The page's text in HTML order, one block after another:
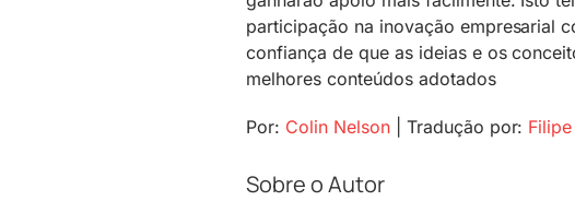
participação na inovação empresarial
confiança de que as ideias e os
melhores conteúdos adotados
Por: Colin Nelson| Tradução por:
Sobre o Autor